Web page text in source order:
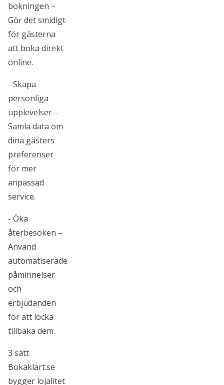
bokningen –
Gör det smidigt
för gästerna
att boka direkt
online.
- Skapa
personliga
upplevelser –
Samla data om
dina gästers
preferenser
för mer
anpassad
service.
- Öka
återbesöken –
Använd
automatiserade
påminnelser
och
erbjudanden
för att locka
tillbaka dem.
3 sätt
Bokaklart.se
bygger lojalitet